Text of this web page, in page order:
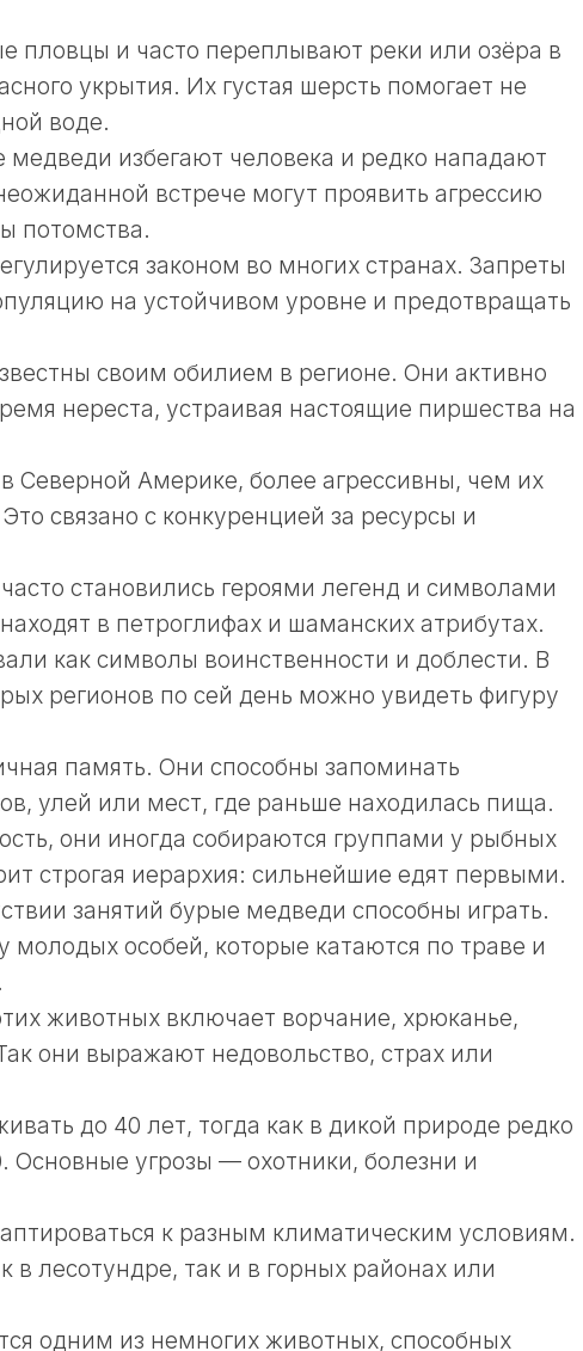
пловцы и часто переплывают реки или озёра в
укрытия. Их густая шерсть помогает не
воде.
избегают человека и редко нападают
встрече могут проявить агрессию
потомства.
законом во многих странах. Запреты
на устойчивом уровне и предотвращать
своим обилием в регионе. Они активно
нереста, устраивая настоящие пиршества на
Северной Америке, более агрессивны, чем их
связано с конкуренцией за ресурсы и
становились героями легенд и символами
в петроглифах и шаманских атрибутах.
как символы воинственности и доблести. В
регионов по сей день можно увидеть фигуру
память. Они способны запоминать
улей или мест, где раньше находилась пища.
они иногда собираются группами у рыбных
строгая иерархия: сильнейшие едят первыми.
занятий бурые медведи способны играть.
молодых особей, которые катаются по траве и
животных включает ворчание, хрюканье,
они выражают недовольство, страх или
до 40 лет, тогда как в дикой природе редко
Основные угрозы — охотники, болезни и
к разным климатическим условиям.
в лесотундре, так и в горных районах или
одним из немногих животных, способных